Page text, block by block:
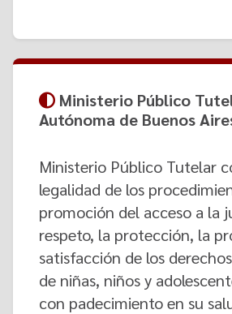
Ministerio Público
Autónoma de Buenos
Ministerio Público Tutelar
legalidad de los
promoción del acceso a la
respeto, la protección, la
satisfacción de los
de niñas, niños y
con padecimiento en su